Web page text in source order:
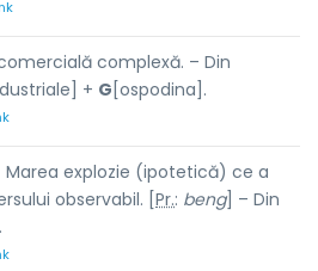
complexă. – Din
+ G [ospodina].
Marea explozie (ipotetică) ce a
observabil. [ Pr.: beng] – Din